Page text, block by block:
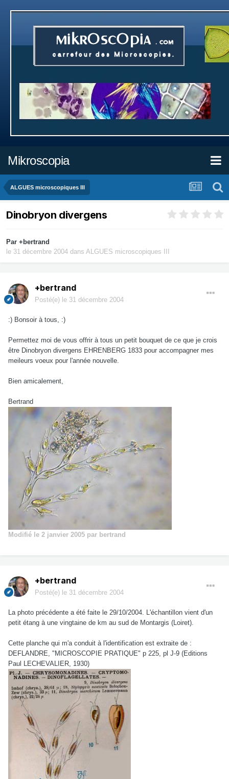
Mikroscopia
ALGUES microscopiques III
Dinobryon divergens
Par +bertrand
le 31 décembre 2004 dans ALGUES microscopiques III
+bertrand
Posté(e) le 31 décembre 2004
:) Bonsoir à tous, :)
Permettez moi de vous offrir à tous un petit bouquet de ce que je crois
être Dinobryon divergens EHRENBERG 1833 pour accompagner mes
meileurs voeux pour l'année nouvelle.
Bien amicalement,
Bertrand
Modifié le 2 janvier 2005 par bertrand
+bertrand
Posté(e) le 31 décembre 2004
La photo précédente a été faite le 29/10/2004. L'échantillon vient d'un
petit étang à une vingtaine de km au sud de Montargis (Loiret).
Cette planche qui m'a conduit à l'identification est extraite de :
DEFLANDRE, "MICROSCOPIE PRATIQUE" p 225, pl J-9 (Editions
Paul LECHEVALIER, 1930)